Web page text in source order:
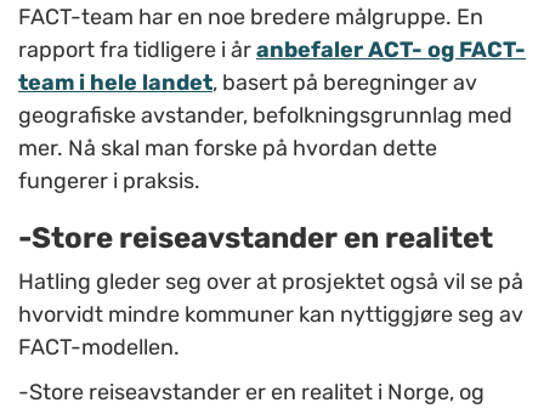
FACT-team har en noe bredere målgruppe. En
rapport fra tidligere i åranbefaler ACT- og FACT-
team i hele landet, basert på beregninger av
geografiske avstander, befolkningsgrunnlag med
mer. Nå skal man forske på hvordan dette
fungerer i praksis.
-Store reiseavstander en realitet
Hatling gleder seg over at prosjektet også vil se på
hvorvidt mindre kommuner kan nyttiggjøre seg av
FACT-modellen.
-Store reiseavstander er en realitet i Norge, og